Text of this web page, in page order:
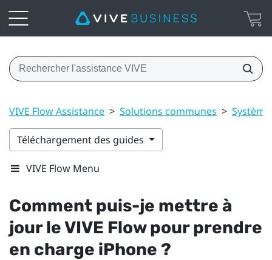
VIVE Flow Assistance > Solutions communes > Système
Téléchargement des guides
VIVE Flow Menu
Comment puis-je mettre à
jour leVIVE Flowpour prendre
en charge iPhone ?